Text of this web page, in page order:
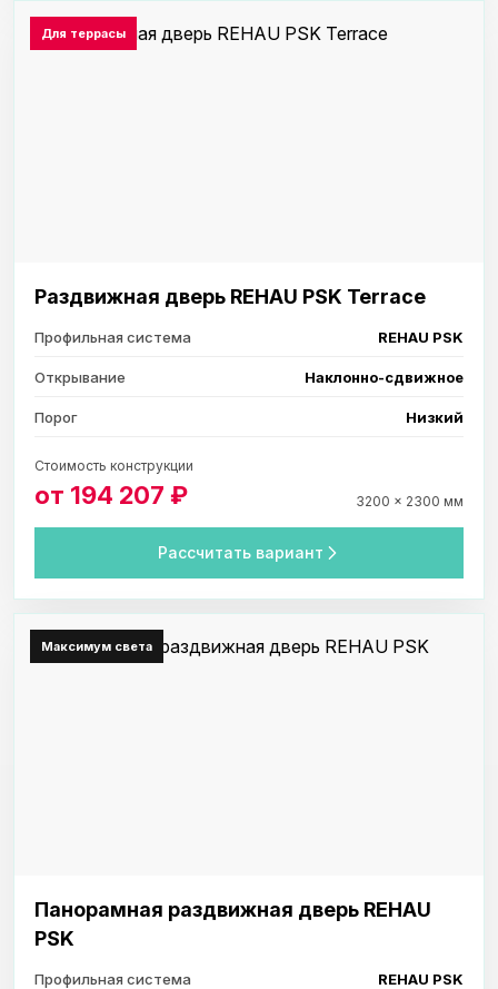
Для террасы
Раздвижная дверь REHAU PSK Terrace
Профильная система REHAU PSK
Открывание Наклонно-сдвижное
Порог Низкий
Стоимость конструкции
от 194 207 ₽ 3200 × 2300 мм
Рассчитать вариант
Максимум света
Панорамная раздвижная дверь REHAU
PSK
Профильная система REHAU PSK